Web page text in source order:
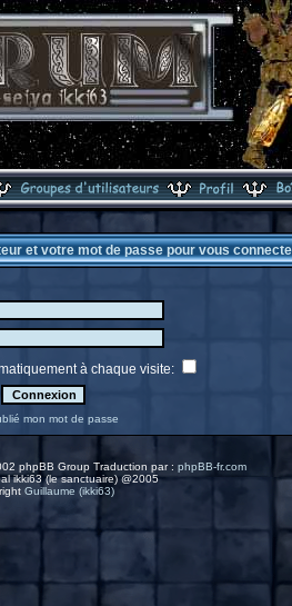
et votre mot de passe pour vous
à chaque visite:
mon mot de passe
phpBB Group Traduction par : phpBB-fr.com
ikki63 (le sanctuaire) @2005
Guillaume (ikki63)